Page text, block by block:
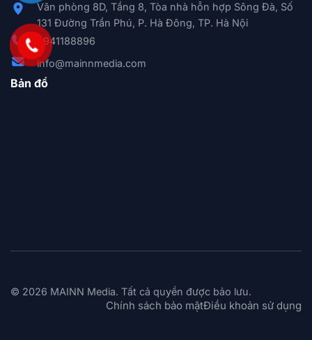
Văn phòng 8D, Tầng 8, Tòa nhà hỗn hợp Sông Đà, Số
131 Đường Trần Phú, P. Hà Đông, TP. Hà Nội
0941188896
info@mainnmedia.com
Bản đồ
© 2026 MAINN Media. Tất cả quyền được bảo lưu.
Chính sách bảo mậtĐiều khoản sử dụng